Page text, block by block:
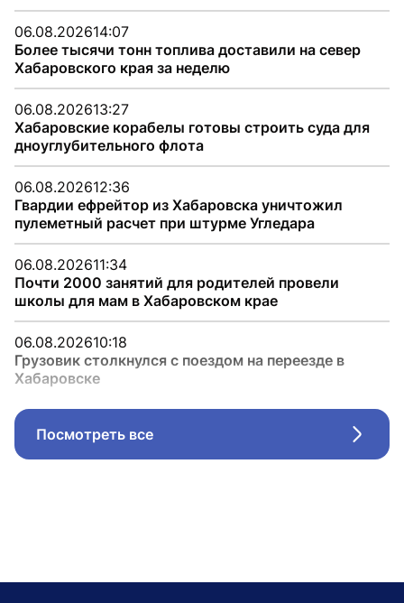
06.08.202614:07
Более тысячи тонн топлива доставили на север
Хабаровского края за неделю
06.08.202613:27
Хабаровские корабелы готовы строить суда для
дноуглубительного флота
06.08.202612:36
Гвардии ефрейтор из Хабаровска уничтожил
пулеметный расчет при штурме Угледара
06.08.202611:34
Почти 2000 занятий для родителей провели
школы для мам в Хабаровском крае
06.08.202610:18
Грузовик столкнулся с поездом на переезде в
Хабаровске
Посмотреть все